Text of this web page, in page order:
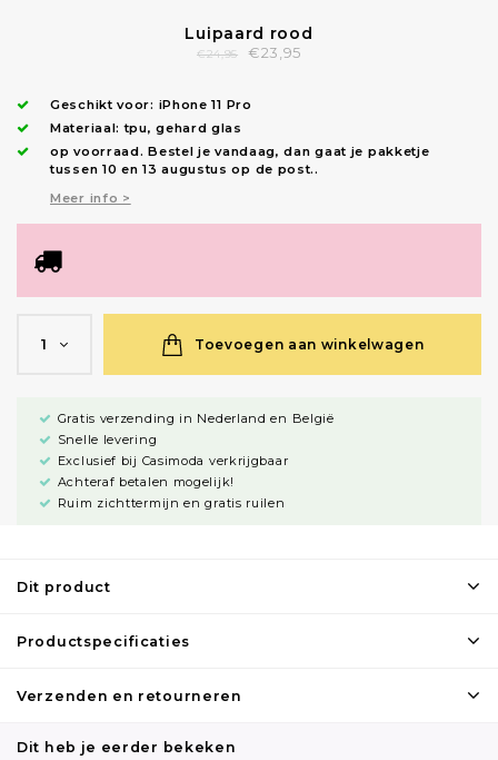
Luipaard rood
€24,95 €23,95
Geschikt voor: iPhone 11 Pro
Materiaal: tpu, gehard glas
op voorraad.Bestel je vandaag, dan gaat je pakketje
tussen 10 en 13 augustus op de post..
Meer info >
1 Toevoegen aan winkelwagen
Gratis verzending in Nederland en België
Snelle levering
Exclusief bij Casimoda verkrijgbaar
Achteraf betalen mogelijk!
Ruim zichttermijn en gratis ruilen
Dit product
Productspecificaties
Verzenden en retourneren
Dit heb je eerder bekeken